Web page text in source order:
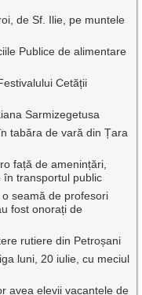
de Sf. Ilie, pe muntele
Publice de alimentare
Cetății
Sarmizegetusa
tabăra de vară din Țara
față de amenințări,
în transportul public
seamă de profesori
fost onorați de
rutiere din Petroșani
luni, 20 iulie, cu meciul
avea elevii vacanțele de